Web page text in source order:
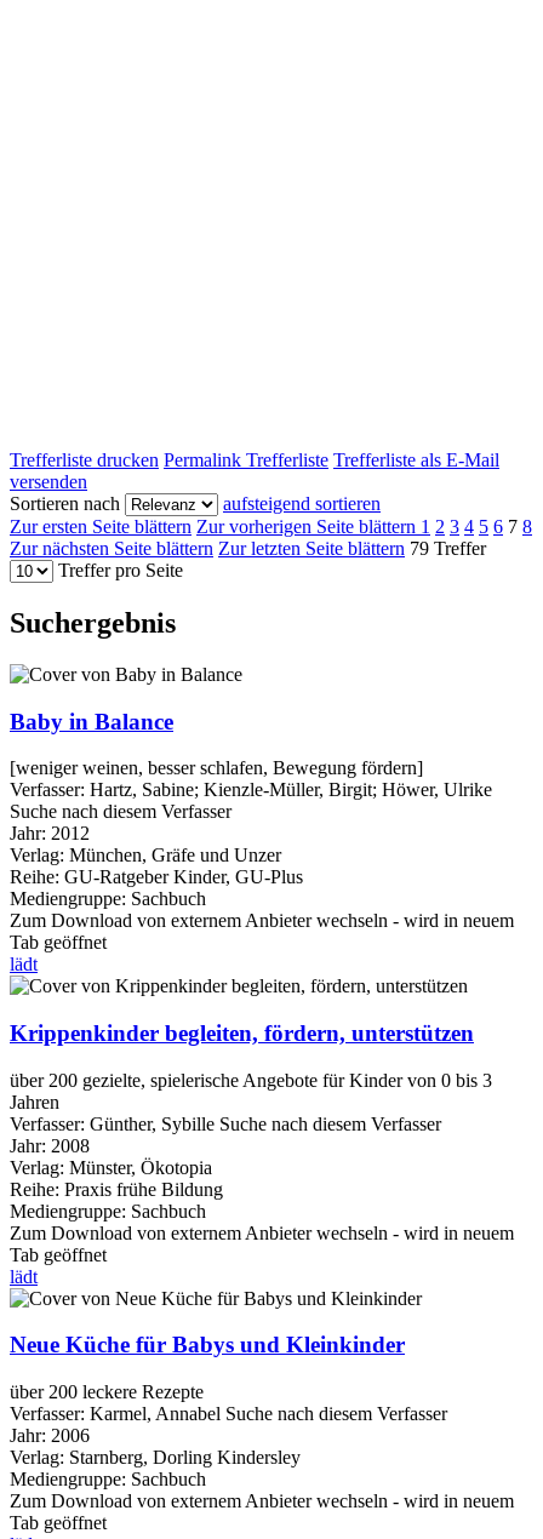
Trefferliste drucken Permalink Trefferliste Trefferliste als E-Mail
versenden
Sortieren nach
aufsteigend sortieren
Zur ersten Seite blättern Zur vorherigen Seite blättern 1 2 3 4 5 6 7 8
Zur nächsten Seite blättern Zur letzten Seite blättern 79 Treffer
Treffer pro Seite
Suchergebnis
Baby in Balance
[weniger weinen, besser schlafen, Bewegung fördern]
Verfasser: Hartz, Sabine; Kienzle-Müller, Birgit; Höwer, Ulrike
Suche nach diesem Verfasser
Jahr: 2012
Verlag: München, Gräfe und Unzer
Reihe: GU-Ratgeber Kinder, GU-Plus
Mediengruppe: Sachbuch
Zum Download von externem Anbieter wechseln - wird in neuem
Tab geöffnet
lädt
Krippenkinder begleiten, fördern, unterstützen
über 200 gezielte, spielerische Angebote für Kinder von 0 bis 3
Jahren
Verfasser: Günther, Sybille Suche nach diesem Verfasser
Jahr: 2008
Verlag: Münster, Ökotopia
Reihe: Praxis frühe Bildung
Mediengruppe: Sachbuch
Zum Download von externem Anbieter wechseln - wird in neuem
Tab geöffnet
lädt
Neue Küche für Babys und Kleinkinder
über 200 leckere Rezepte
Verfasser: Karmel, Annabel Suche nach diesem Verfasser
Jahr: 2006
Verlag: Starnberg, Dorling Kindersley
Mediengruppe: Sachbuch
Zum Download von externem Anbieter wechseln - wird in neuem
Tab geöffnet